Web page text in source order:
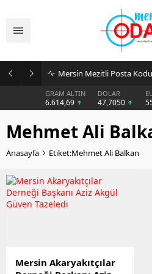
GRAM ALTIN
6.614,69
DOLAR
47,7050
Mehmet Ali
Anasayfa Etiket:Mehmet Ali Balkan
Mersin Akaryakıtçılar